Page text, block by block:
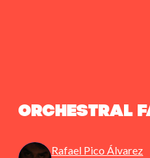
Orchestral
Rafael Pico Álvarez